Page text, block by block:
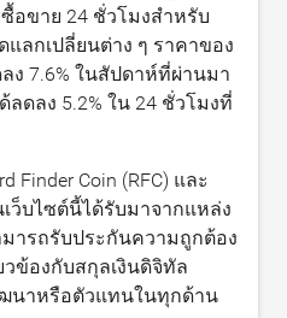
อขาย 24 ชั่วโมงสำหรับ
แลกเปลี่ยนต่าง ๆ ราคาของ
ง 7.6% ในสัปดาห์ที่ผ่านมา
ลดลง 5.2% ใน 24 ชั่วโมงที่
Finder Coin (RFC) และ
ว็บไซต์นี้ได้รับมาจากแหล่ง
ารถรับประกันความถูกต้อง
วข้องกับสกุลเงินดิจิทัล
ฒนาหรือตัวแทนในทุกด้าน